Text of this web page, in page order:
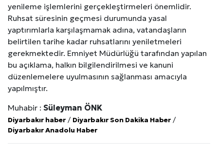
yenileme işlemlerini gerçekleştirmeleri önemlidir.
Ruhsat süresinin geçmesi durumunda yasal
yaptırımlarla karşılaşmamak adına, vatandaşların
belirtilen tarihe kadar ruhsatlarını yeniletmeleri
gerekmektedir. Emniyet Müdürlüğü tarafından yapılan
bu açıklama, halkın bilgilendirilmesi ve kanuni
düzenlemelere uyulmasının sağlanması amacıyla
yapılmıştır.
Muhabir : Süleyman ÖNK
Diyarbakır haber / Diyarbakır Son Dakika Haber /
Diyarbakır Anadolu Haber